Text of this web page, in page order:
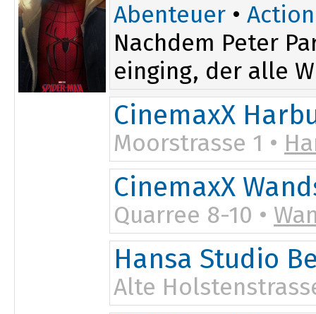
Abenteuer • Action
Nachdem Peter
einging, der alle
CinemaxX
Moorstrasse 1 •
CinemaxX
Quarree 8-10 •
Hansa Studio
Alte